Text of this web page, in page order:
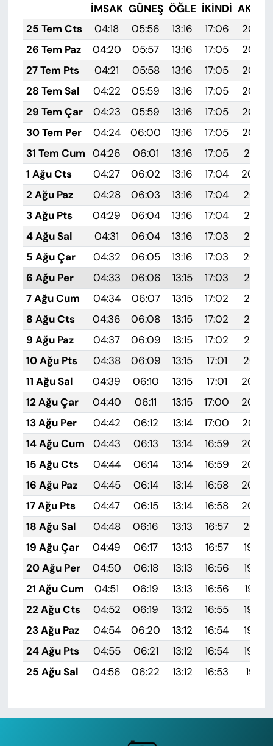
İMSAK GÜNEŞ ÖĞLE İKINDI
25 Tem Cts
04:18 05:56 13:16 17:06
20:26
26 Tem Paz
04:20 05:57 13:16 17:05
20:25
27 Tem Pts
04:21 05:58 13:16 17:05
20:24
28 Tem Sal
04:22 05:59 13:16 17:05
20:23
29 Tem Çar
04:23 05:59 13:16 17:05
20:22
30 Tem Per
04:24 06:00 13:16 17:05
20:22
31 Tem Cum
04:26 06:01 13:16 17:05
20:21
1 Ağu Cts
04:27 06:02 13:16 17:04
20:20
2 Ağu Paz
04:28 06:03 13:16 17:04
20:19
3 Ağu Pts
04:29 06:04 13:16 17:04
20:18
4 Ağu Sal
04:31 06:04 13:16 17:03
20:17
5 Ağu Çar
04:32 06:05 13:16 17:03
20:16
6 Ağu Per
04:33 06:06 13:15 17:03
20:15
7 Ağu Cum
04:34 06:07 13:15 17:02
20:14
8 Ağu Cts
04:36 06:08 13:15 17:02
20:13
9 Ağu Paz
04:37 06:09 13:15 17:02
20:12
10 Ağu Pts
04:38 06:09 13:15 17:01
20:10
11 Ağu Sal
04:39 06:10 13:15 17:01
20:09
12 Ağu Çar
04:40 06:11 13:15 17:00
20:08
13 Ağu Per
04:42 06:12 13:14 17:00
20:07
14 Ağu Cum
04:43 06:13 13:14 16:59
20:06
15 Ağu Cts
04:44 06:14 13:14 16:59
20:04
16 Ağu Paz
04:45 06:14 13:14 16:58
20:03
17 Ağu Pts
04:47 06:15 13:14 16:58
20:02
18 Ağu Sal
04:48 06:16 13:13 16:57
20:01
19 Ağu Çar
04:49 06:17 13:13 16:57
19:59
20 Ağu Per
04:50 06:18 13:13 16:56
19:58
21 Ağu Cum
04:51 06:19 13:13 16:56
19:57
22 Ağu Cts
04:52 06:19 13:12 16:55
19:55
23 Ağu Paz
04:54 06:20 13:12 16:54
19:54
24 Ağu Pts
04:55 06:21 13:12 16:54
19:53
25 Ağu Sal
04:56 06:22 13:12 16:53 19:51